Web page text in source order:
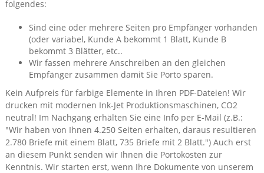
folgendes:
Sind eine oder mehrere Seiten pro Empfänger vorhanden
(oder variabel, Kunde A bekommt 1 Blatt, Kunde B
bekommt 3 Blätter, etc..
Wir fassen mehrere Anschreiben an den gleichen
Empfänger zusammen damit Sie Porto sparen.
Kein Aufpreis für farbige Elemente in Ihren PDF-Dateien! Wir
drucken mit modernen Ink-Jet Produktionsmaschinen, CO2
neutral! Im Nachgang erhälten Sie eine Info per E-Mail (z.B.:
"Wir haben von Ihnen 4.250 Seiten erhalten, daraus resultieren
2.780 Briefe mit einem Blatt, 735 Briefe mit 2 Blatt.") Auch erst
an diesem Punkt senden wir Ihnen die Portokosten zur
Kenntnis. Wir starten erst, wenn Ihre Dokumente von unserem